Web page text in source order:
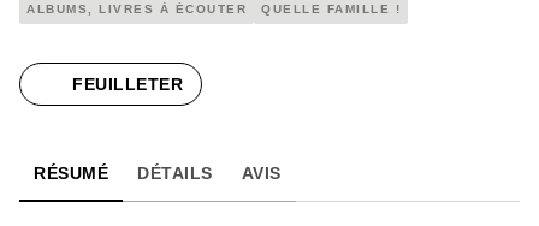
ALBUMS, LIVRES À ÉCOUTER QUELLE FAMILLE !
FEUILLETER
RÉSUMÉ DÉTAILS AVIS